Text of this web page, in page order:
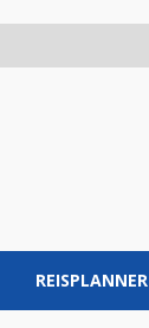
REISPLANNER